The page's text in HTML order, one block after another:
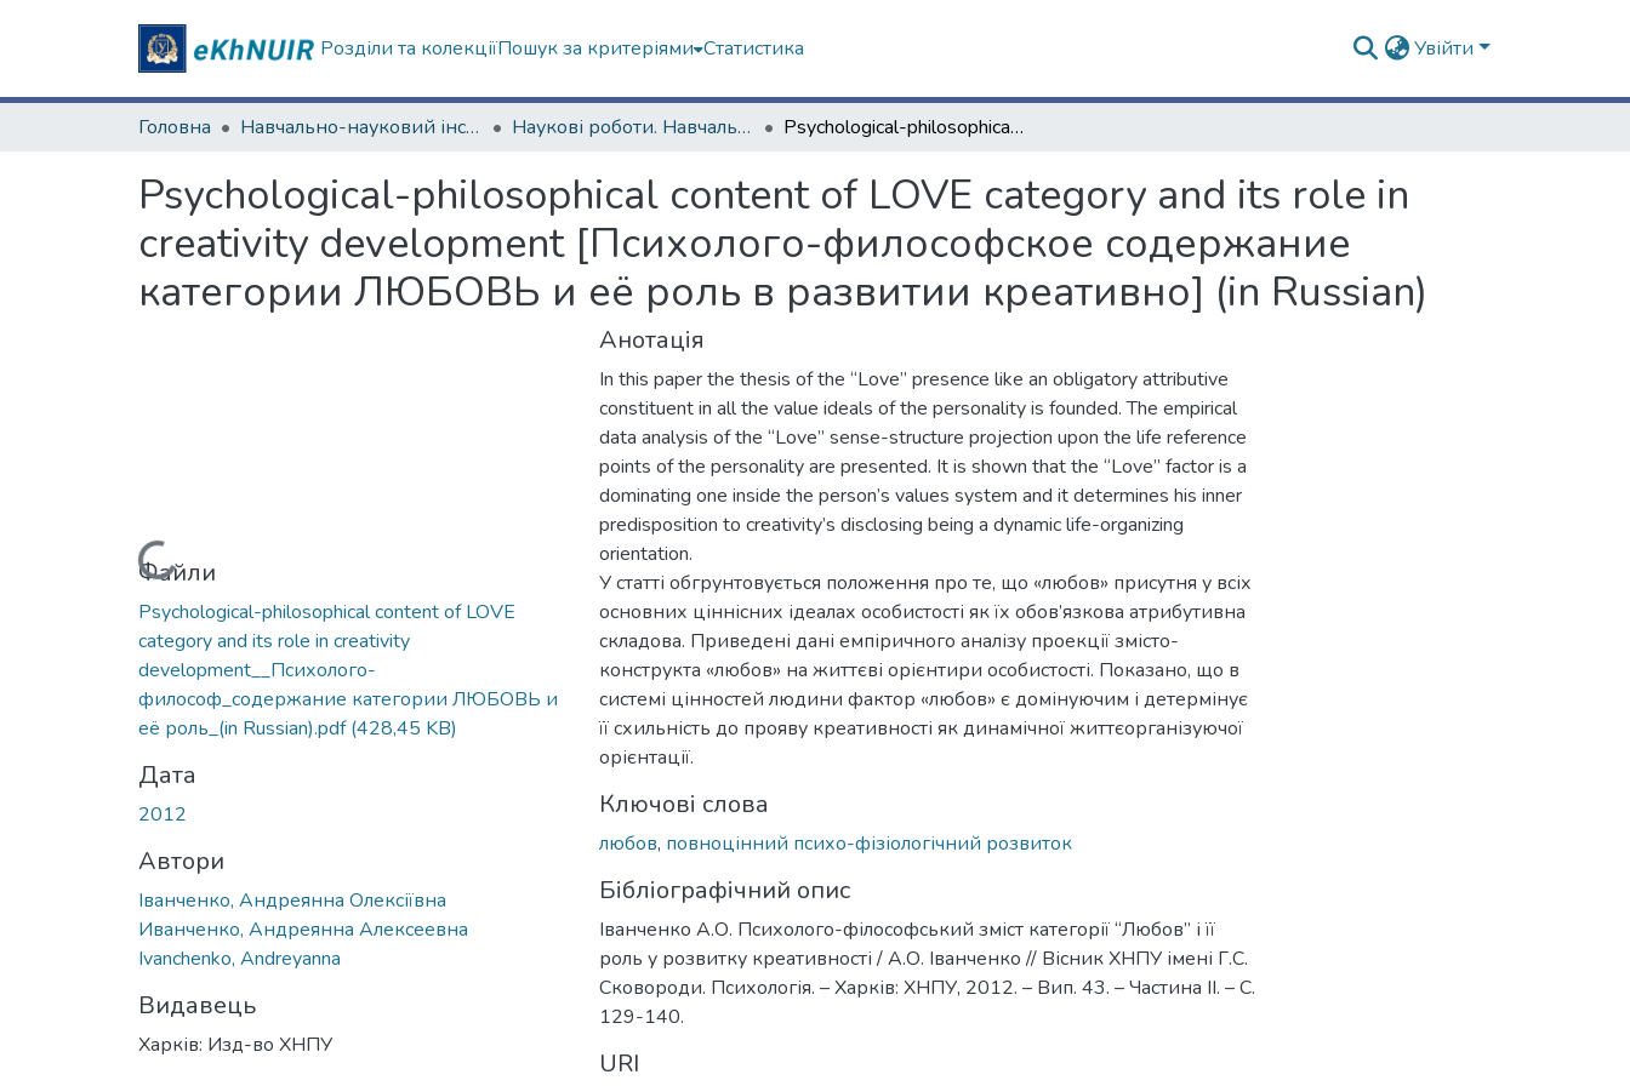
Розділи та колекціїПошук за критеріями Статистика Увійти
Головна Навчально-науковий інститут "Каразінський інститут міжнародних відносин та туристичного бізнесу" Наукові роботи. Навчально-науковий інститут "Каразінський інститут міжнародних відносин та туристичного бізнесу" Psychological-philosophical content of LOVE category and its role in creativity development [Психолого-философское содержание категории ЛЮБОВЬ и её роль в развитии креативно] (in Russian)
Psychological-philosophical content of LOVE category and its role in
creativity development [Психолого-философское содержание
категории ЛЮБОВЬ и её роль в развитии креативно] (in Russian)
Вантажиться...
Файли
Psychological-philosophical content of LOVE
category and its role in creativity
development__Психолого-
философ_содержание категории ЛЮБОВЬ и
её роль_(in Russian).pdf(428,45 KB)
Дата
2012
Автори
Іванченко, Андреянна Олексіївна
Иванченко, Андреянна Алексеевна
Ivanchenko, Andreyanna
Видавець
Харків: Изд-во ХНПУ
Анотація
In this paper the thesis of the “Love” presence like an obligatory attributive
constituent in all the value ideals of the personality is founded. The empirical
data analysis of the “Love” sense-structure projection upon the life reference
points of the personality are presented. It is shown that the “Love” factor is a
dominating one inside the person’s values system and it determines his inner
predisposition to creativity’s disclosing being a dynamic life-organizing
orientation.
У статті обгрунтовується положення про те, що «любов» присутня у всіх
основних ціннісних ідеалах особистості як їх обов’язкова атрибутивна
складова. Приведені дані емпіричного аналізу проекції змісто-
конструкта «любов» на життєві орієнтири особистості. Показано, що в
системі цінностей людини фактор «любов» є домінуючим і детермінує
її схильність до прояву креативності як динамічної життєорганізуючої
орієнтації.
Ключові слова
любов, повноцінний психо-фізіологічний розвиток
Бібліографічний опис
Іванченко А.О. Психолого-філософський зміст категорії “Любов” і її
роль у розвитку креативності / А.О. Іванченко // Вісник ХНПУ імені Г.С.
Сковороди. Психологія. – Харків: ХНПУ, 2012. – Вип. 43. – Частина ІІ. – С.
129-140.
URI